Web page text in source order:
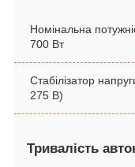
Номінальна
700 Вт
Стабілізатор
275 В)
Тривалість